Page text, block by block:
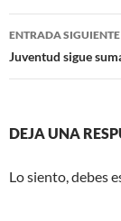
ENTRADA SIGUIENTE
Juventud sigue
DEJA UNA
Lo siento, debes